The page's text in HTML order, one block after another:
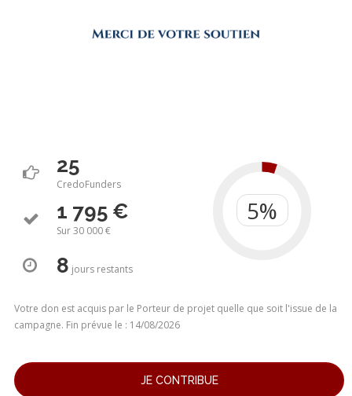
25
CredoFunders
1 795 €
Sur 30 000 €
8 joursrestants
Votre don est acquis par le Porteur de projet quelle que soit l'issue de la
campagne. Fin prévue le : 14/08/2026
JE CONTRIBUE